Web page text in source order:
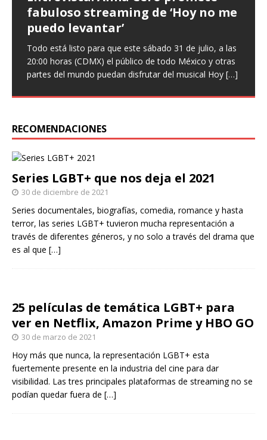
fabuloso streaming de ‘Hoy no me
puedo levantar’
Todo está listo para que este sábado 31 de julio, a las
20:00 horas (CDMX) el público de todo México y otras
partes del mundo puedan disfrutar del musical Hoy […]
que ‘Nuestro amor es arte’ en
nuevo sencillo
Entrevista Divagadas por Richard Osuna (IG:
@beepbeeprichiemx)Fotografías: Cortesía Nuestro
amor es arte es el nuevo sencillo de Paulina Goto en la
‘Infieles’, una obra llena de
enredos
Este miércoles llega una nueva función de la comedia
teatral Infieles, historia que promete Chapu Garza, uno
de los actores que forman parte de la obra, identificará
RECOMENDACIONES
Series LGBT+ que nos deja el 2021
30 de diciembre de 2021
Series documentales, biografías, comedia, romance y hasta
terror, las series LGBT+ tuvieron mucha representación a
través de diferentes géneros, y no solo a través del drama que
es al que […]
25 películas de temática LGBT+ para
ver en Netflix, Amazon Prime y HBO GO
30 de marzo de 2021
Hoy más que nunca, la representación LGBT+ esta
fuertemente presente en la industria del cine para dar
visibilidad. Las tres principales plataformas de streaming no se
podían quedar fuera de […]